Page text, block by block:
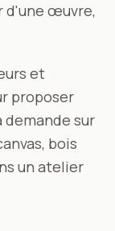
d'une œuvre,
et
proposer
demande sur
bois
un atelier